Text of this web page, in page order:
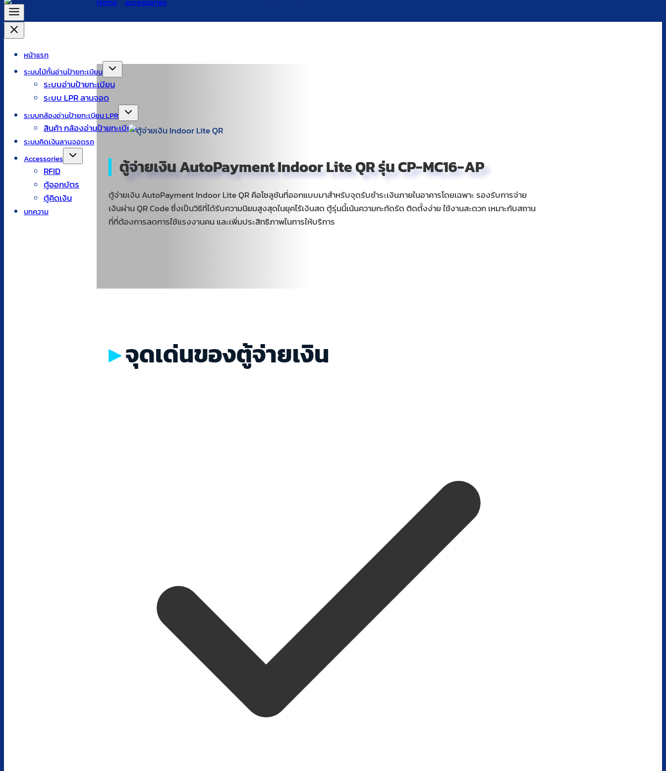
หน้าแรก
ระบบไม้กั้นอ่านป้ายทะเบียน
ระบบอ่านป้ายทะเบียน
ระบบ LPR ลานจอด
ระบบกล้องอ่านป้ายทะเบียน LPR
สินค้า กล้องอ่านป้ายทะเบียน
ระบบคิดเงินลานจอดรถ
Accessories
RFID
ตู้ออกบัตร
ตู้คิดเงิน
บทความ
ตู้จ่ายเงิน AutoPayment Indoor Lite QR รุ่น CP-MC16-AP
ตู้จ่ายเงิน AutoPayment Indoor Lite QR คือโซลูชันที่ออกแบบมาสำหรับจุดรับชำระเงินภายในอาคารโดยเฉพาะ รองรับการจ่าย
เงินผ่าน QR Code ซึ่งเป็นวิธีที่ได้รับความนิยมสูงสุดในยุคไร้เงินสด ตู้รุ่นนี้เน้นความกะทัดรัด ติดตั้งง่าย ใช้งานสะดวก เหมาะกับสถาน
ที่ที่ต้องการลดการใช้แรงงานคน และเพิ่มประสิทธิภาพในการให้บริการ
จุดเด่นของตู้จ่ายเงิน